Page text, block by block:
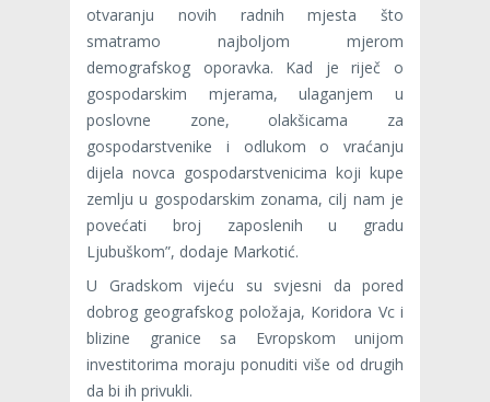
otvaranju novih radnih mjesta što
smatramo najboljom mjerom
demografskog oporavka. Kad je riječ o
gospodarskim mjerama, ulaganjem u
poslovne zone, olakšicama za
gospodarstvenike i odlukom o vraćanju
dijela novca gospodarstvenicima koji kupe
zemlju u gospodarskim zonama, cilj nam je
povećati broj zaposlenih u gradu
Ljubuškom”, dodaje Markotić.
U Gradskom vijeću su svjesni da pored
dobrog geografskog položaja, Koridora Vc i
blizine granice sa Evropskom unijom
investitorima moraju ponuditi više od drugih
da bi ih privukli.